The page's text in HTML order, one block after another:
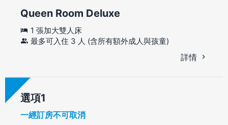
Queen Room Deluxe
1 張加大雙人床
最多可入住 3 人 (含所有額外成人與孩童)
詳情
選項
一經訂房不可取消